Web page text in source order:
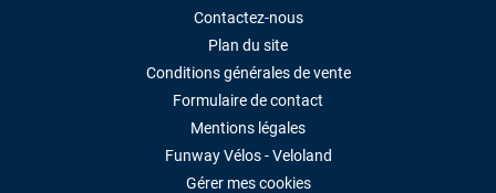
Contactez-nous
Plan du site
Conditions générales de vente
Formulaire de contact
Mentions légales
Funway Vélos - Veloland
Gérer mes cookies